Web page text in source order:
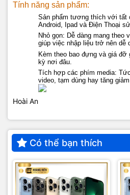
Tính năng sản phẩm:
Sản phẩm tương thích với tất
Android, Ipad và Điện Thoại
Nhỏ gọn: Dễ dàng mang theo
giúp việc nhập liệu trở nên dễ
Kèm theo bao đựng và giá
kỳ nơi đâu.
Tích hợp các phím media:
video, tạm dùng hay tăng
Hoài An
Có thể bạn thích